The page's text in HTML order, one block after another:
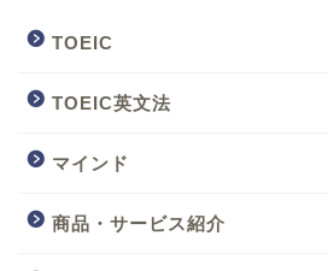
TOEIC
TOEIC英文法
マインド
商品・サービス紹介